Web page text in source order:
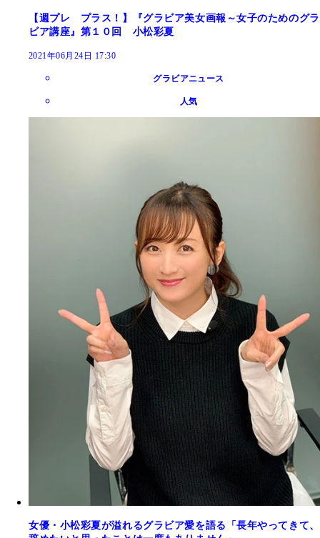
【週プレ プラス！】『グラビア美女画報～女子のためのグラ
ビア講座』第１０回 小松彩夏
2021年06月24日 17:30
グラビアニュース
人気
女優・小松彩夏が溢れるグラビア愛を語る「長年やってきて、